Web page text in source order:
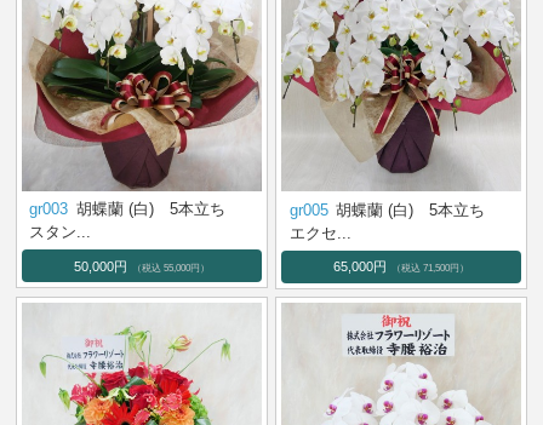
gr003 胡蝶蘭 (白) 5本立ち
スタン...
50,000円 （税込 55,000円）
gr005 胡蝶蘭 (白) 5本立ち
エクセ...
65,000円 （税込 71,500円）